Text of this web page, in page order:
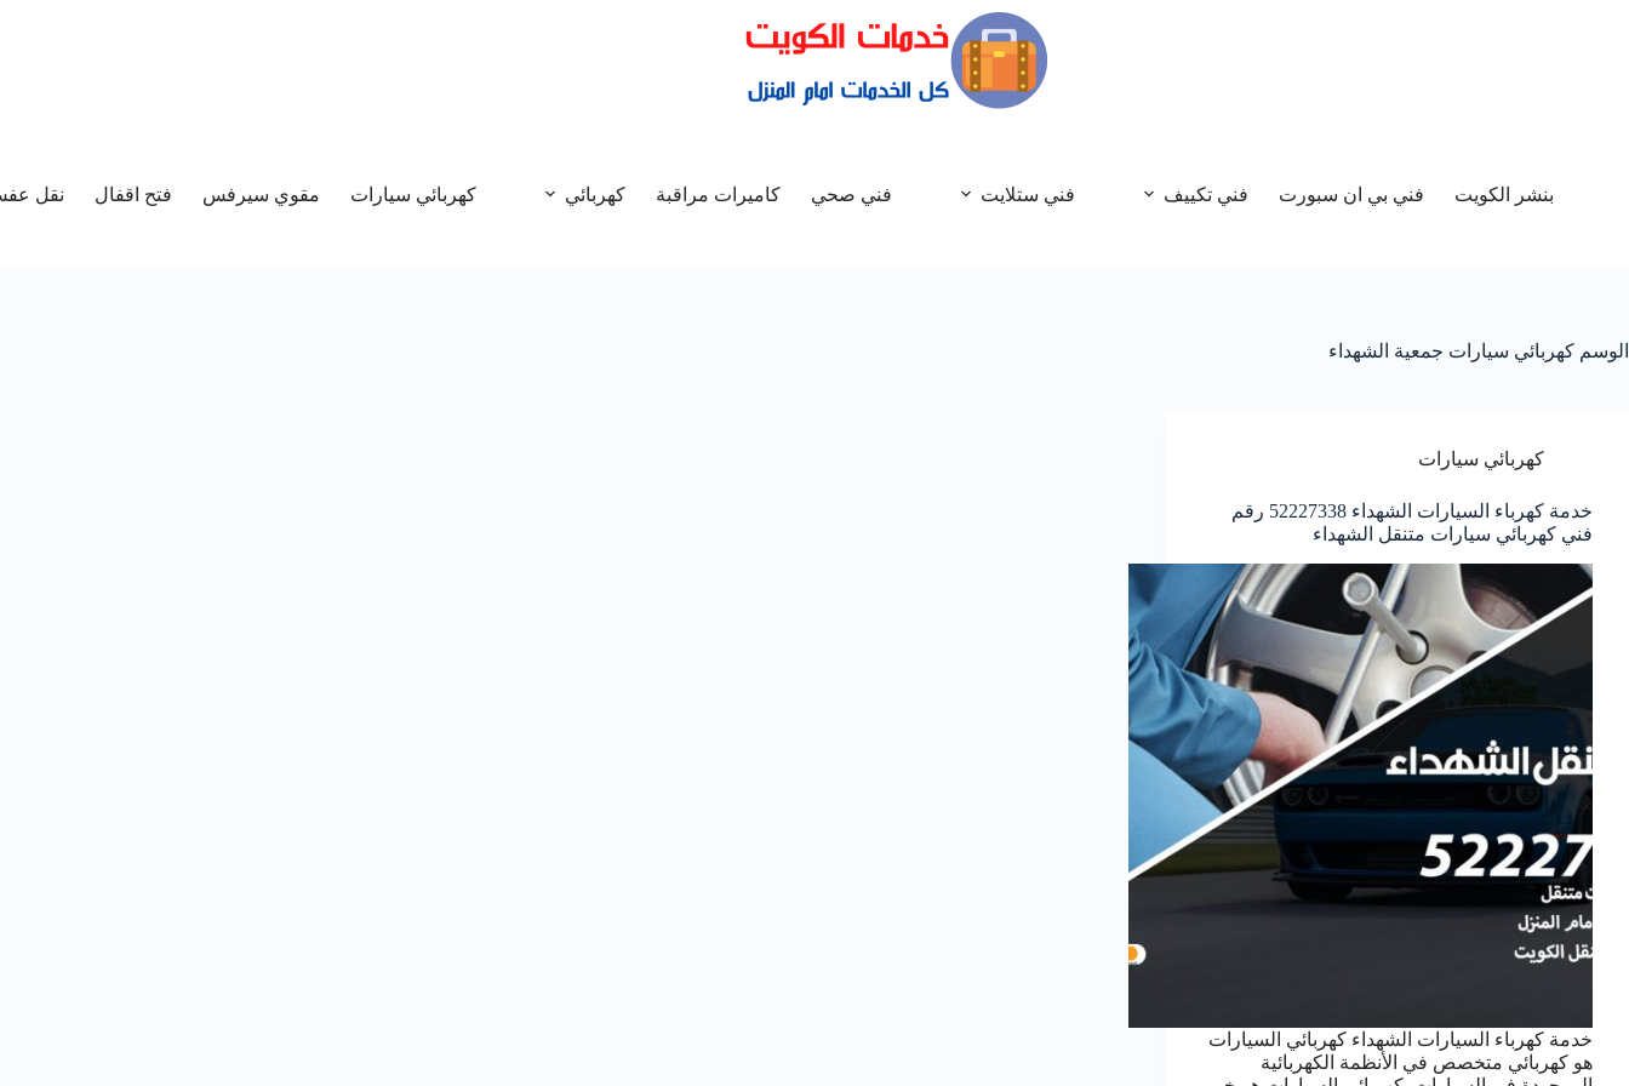
بنشر الكويت فني بي ان سبورت فني تكييف فني ستلايت فني صحي كاميرات مراقبة كهربائي كهربائي سيارات مقوي سيرفس فتح اقفال نقل
الوسم كهربائي سيارات جمعية الشهداء
كهربائي سيارات
خدمة كهرباء السيارات الشهداء 52227338 رقم
فني كهربائي سيارات متنقل الشهداء
خدمة كهرباء السيارات الشهداء كهربائي السيارات
هو كهربائي متخصص في الأنظمة الكهربائية